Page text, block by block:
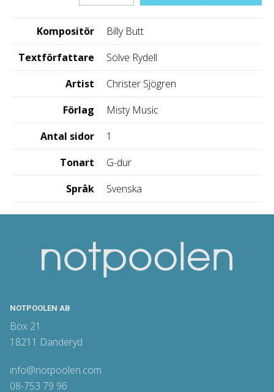
Kompositör
Billy Butt
Textförfattare
Sölve Rydell
Artist
Christer Sjögren
Förlag
Misty Music
Antal sidor
1
Tonart
G-dur
Språk
Svenska
NOTPOOLEN AB
Box 21
18211 Danderyd
info@notpoolen.com
08-753 79 96